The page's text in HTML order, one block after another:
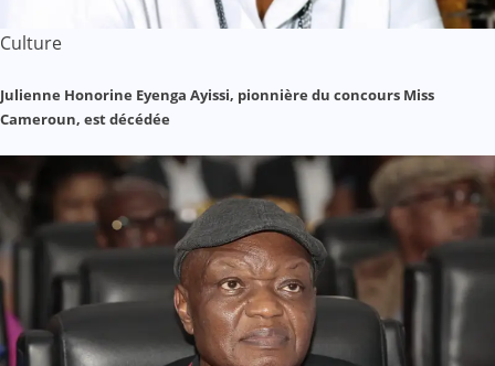
Culture
Julienne Honorine Eyenga Ayissi, pionnière du concours Miss
Cameroun, est décédée